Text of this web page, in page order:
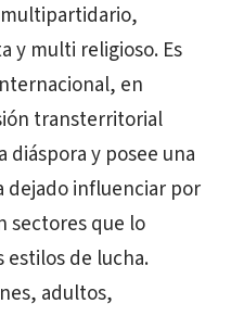
y multi religioso. Es
en
transterritorial
y posee una
dejado influenciar por
sectores que lo
de lucha.
adultos,